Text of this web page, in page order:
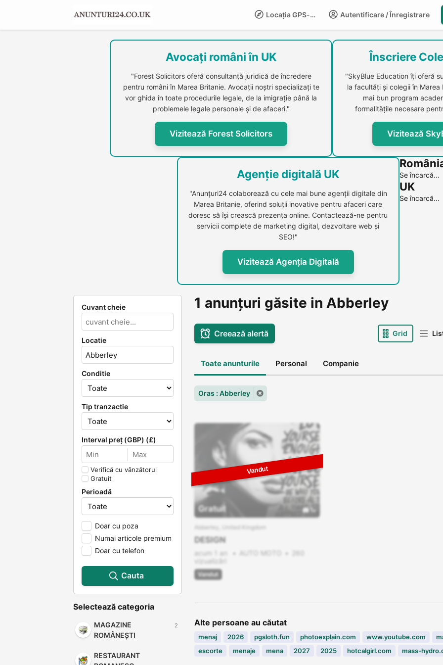
Autentificare / Înregistrare
Locația GPS-LIFE
Avocați români în UK
"Forest Solicitors oferă consultanță juridică de încredere
pentru români în Marea Britanie. Avocații noștri specializați te
vor ghida în toate procedurile legale, de la imigrație până la
problemele legale personale și de afaceri."
Vizitează Forest Solicitors
Înscriere
"SkyBlue Education îți oferă
la facultăți și colegii în
mai bun program
formalitățile necesare
Vizitează
Agenție digitală UK
"Anunțuri24 colaborează cu cele mai bune agenții digitale din
Marea Britanie, oferind soluții inovative pentru afaceri care
doresc să își crească prezența online. Contactează-ne pentru
servicii complete de marketing digital, dezvoltare web și
SEO!"
Vizitează Agenția Digitală
Se încarcă...
UK
Se încarcă...
Cuvant cheie
Locatie
Conditie
Tip tranzactie
Interval preț (GBP) (£)
Verifică cu vânzătorul
Gratuit
Perioadă
Doar cu poza
Numai articole premium
Doar cu telefon
Cauta
Selectează categoria
MAGAZINE
ROMÂNEȘTI
2
RESTAURANT
1 anunțuri găsite in Abberley
Creează alertă Grid
Toate anunturile Personal Companie
Oras : Abberley
Gratuit 1
Abberley, United Kingdom
DESIGN
acum 1 an AUTO MOTO
vizualizări
Vandut
Alte persoane au căutat
menaj 2026 pgsloth.fun photoexplain.com www.youtube.com
escorte
menaje mena 2027 2025 hotcalgirl.com mass-